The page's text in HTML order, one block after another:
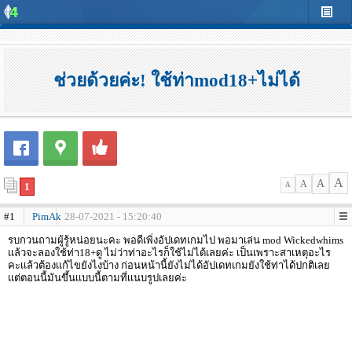
ช่วยด้วยค่ะ! ใช้ท่าmod18+ไม่ได้
1 A A A A
#1 PimAk 28-07-2021 - 15:20:40
รบกวนถามผู้รู้หน่อยนะคะ พอดีเพิ่งอัปเดทเกมไป พอมาเล่น mod Wickedwhims
เเล้วจะลองใช้ท่า18+ดู ไม่ว่าท่าอะไรก็ใช้ไม่ได้เลยค่ะ เป็นเพราะสาเหตุอะไร
คะเเล้วต้องเเก้ไขยังไงบ้าง ก่อนหน้านี้ยังไม่ได้อัปเดทเกมยังใช้ท่าได้ปกติเลย
เเต่ตอนนี้มันขึ้นเเบบนี้ตามที่เเนบรูปเลยค่ะ